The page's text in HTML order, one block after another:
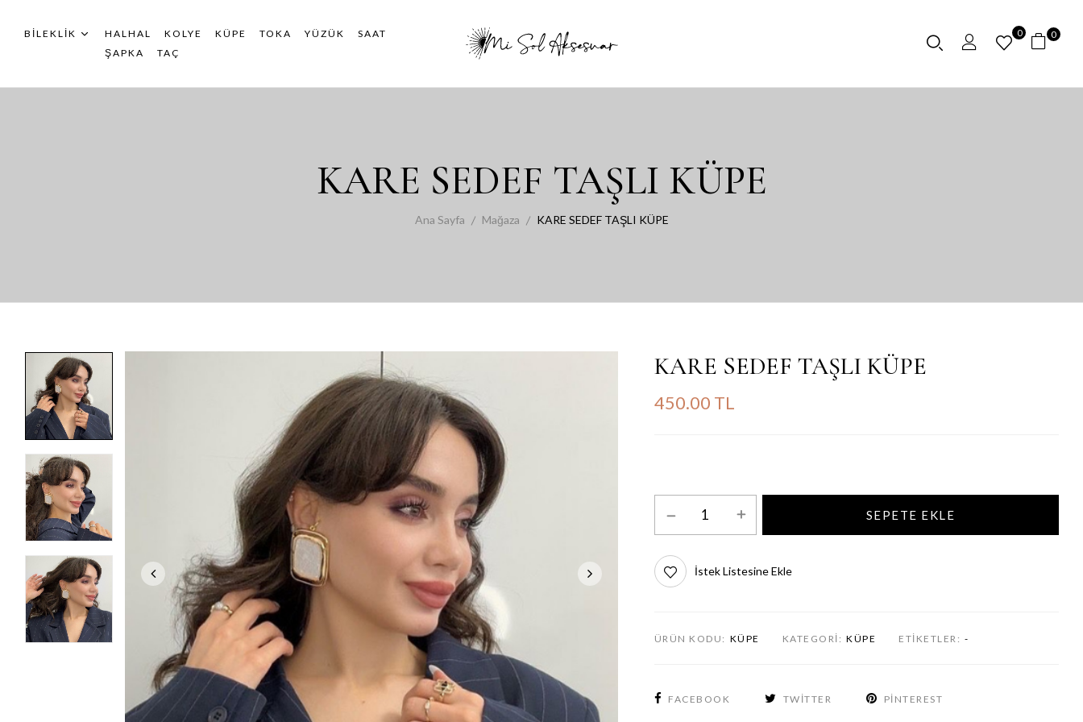
BILEKLIK HALHAL KOLYE KÜPE TOKA YÜZÜK
SAAT
ŞAPKA
TAÇ
0 0
KARE SEDEF TAŞLI KÜPE
Ana Sayfa Mağaza KARE SEDEF TAŞLI KÜPE
KARE SEDEF TAŞLI KÜPE
450.00 TL
SEPETE EKLE
İstek Listesine Ekle
ÜRÜN KODU: KÜPE KATEGORI: KÜPE ETIKETLER: -
FACEBOOK TWITTER PINTEREST